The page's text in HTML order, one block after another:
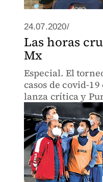
24.07.2020/
Las horas
Mx
Especial. El
casos de covid-
lanza crítica y